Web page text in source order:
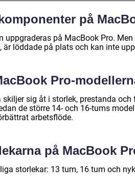
på
uppgraderas på MacBook Pro.
löddade på plats och kan inte
Pro-
sig åt i storlek, prestanda och
de större 14- och 16-tums
arbetsflöde.
på MacBook
storlekar: 13 tum, 16 tum och